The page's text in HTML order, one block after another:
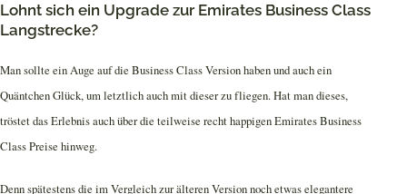
Lohnt sich ein Upgrade zur Emirates Business Class
Langstrecke?
Man sollte ein Auge auf die Business Class Version haben und auch ein
Quäntchen Glück, um letztlich auch mit dieser zu fliegen. Hat man dieses,
tröstet das Erlebnis auch über die teilweise recht happigen Emirates Business
Class Preise hinweg.
Denn spätestens die im Vergleich zur älteren Version noch etwas elegantere